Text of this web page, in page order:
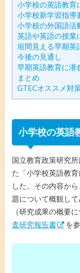
小学校の英語教育
小学校新学習指導
小学校の外国語活
英語や英語の授業
垣間見える早期英
今後の見通し
早期英語教育に潜
まとめ
GTECオススメ対
小学校の英語
国立教育政策研究
た「小学校英語教
した。その内容か
題について概観して
（研究成果の概要に
査研究報告書
を